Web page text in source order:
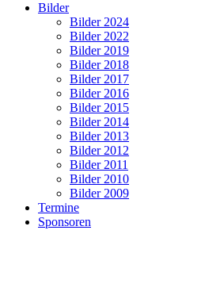
Bilder
Bilder 2024
Bilder 2022
Bilder 2019
Bilder 2018
Bilder 2017
Bilder 2016
Bilder 2015
Bilder 2014
Bilder 2013
Bilder 2012
Bilder 2011
Bilder 2010
Bilder 2009
Termine
Sponsoren